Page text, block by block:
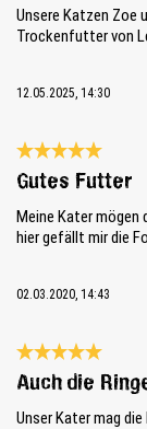
Unsere Katzen Zoe
Trockenfutter von
12.05.2025, 14:30
Bewertung mit 5 von
Gutes Futter
Meine Kater mögen
hier gefällt mir die
02.03.2020, 14:43
Bewertung mit 5
Auch die
Unser Kater mag